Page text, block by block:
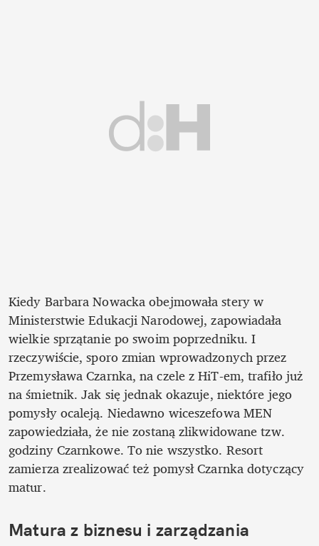
Kiedy Barbara Nowacka obejmowała stery w
Ministerstwie Edukacji Narodowej, zapowiadała
wielkie sprzątanie po swoim poprzedniku. I
rzeczywiście, sporo zmian wprowadzonych przez
Przemysława Czarnka, na czele z HiT-em, trafiło już
na śmietnik. Jak się jednak okazuje, niektóre jego
pomysły ocaleją. Niedawno wiceszefowa MEN
zapowiedziała, że nie zostaną zlikwidowane tzw.
godziny Czarnkowe. To nie wszystko. Resort
zamierza zrealizować też pomysł Czarnka dotyczący
matur.
Matura z biznesu i zarządzania